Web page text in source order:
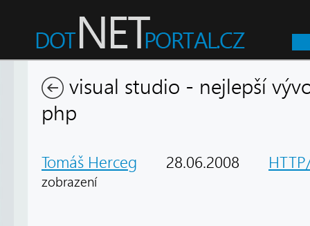
visual studio - nejlepší
php
Tomáš Herceg 28.06.2008
zobrazení